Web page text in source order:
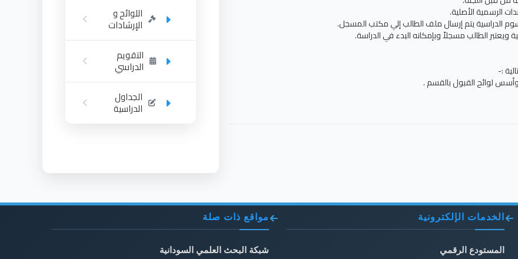
:-
اللوائح و
الإرشادات
التقويم
الدراسي
الجداول
الدراسية
الخدمات الإلكترونية
المستودع الرقمي
مواقع ذات صلة
شبكة البحث العلمي السودانية